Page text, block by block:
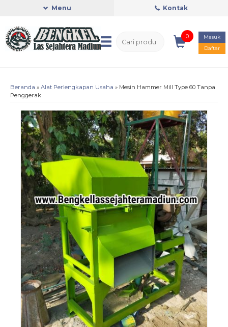
Menu Kontak
0
Masuk
Daftar
Beranda » Alat Perlengkapan Usaha » Mesin Hammer Mill Type 60 Tanpa
Penggerak